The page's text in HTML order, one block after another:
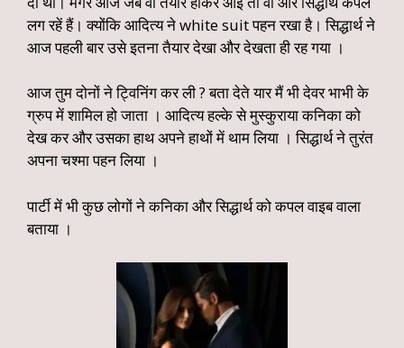
लग रहें हैं। क्योंकि आदित्य ने white suit पहन रखा है। सिद्धार्थ ने
आज पहली बार उसे इतना तैयार देखा और देखता ही रह गया ।
आज तुम दोनों ने ट्विनिंग कर ली ? बता देते यार मैं भी देवर भाभी के
ग्रुप में शामिल हो जाता । आदित्य हल्के से मुस्कुराया कनिका को
देख कर और उसका हाथ अपने हाथों में थाम लिया । सिद्धार्थ ने तुरंत
अपना चश्मा पहन लिया ।
पार्टी में भी कुछ लोगों ने कनिका और सिद्धार्थ को कपल वाइब वाला
बताया ।